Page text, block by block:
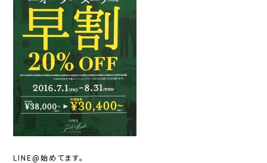
LINE@始めてます。